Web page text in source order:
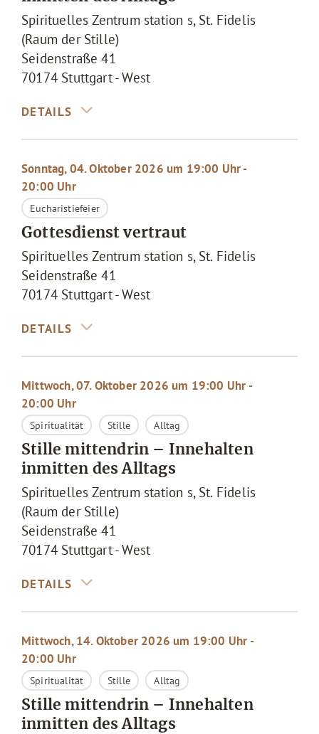
Spirituelles Zentrum station s, St. Fidelis
(Raum der Stille)
Seidenstraße 41
70174 Stuttgart - West
Sonntag, 04. Oktober 2026 um 19:00 Uhr -
20:00 Uhr
Eucharistiefeier
Gottesdienst vertraut
Spirituelles Zentrum station s, St. Fidelis
Seidenstraße 41
70174 Stuttgart - West
Mittwoch, 07. Oktober 2026 um 19:00 Uhr -
20:00 Uhr
Spiritualität Stille Alltag
Stille mittendrin – Innehalten
inmitten des Alltags
Spirituelles Zentrum station s, St. Fidelis
(Raum der Stille)
Seidenstraße 41
70174 Stuttgart - West
Mittwoch, 14. Oktober 2026 um 19:00 Uhr -
20:00 Uhr
Spiritualität Stille Alltag
Stille mittendrin – Innehalten
inmitten des Alltags